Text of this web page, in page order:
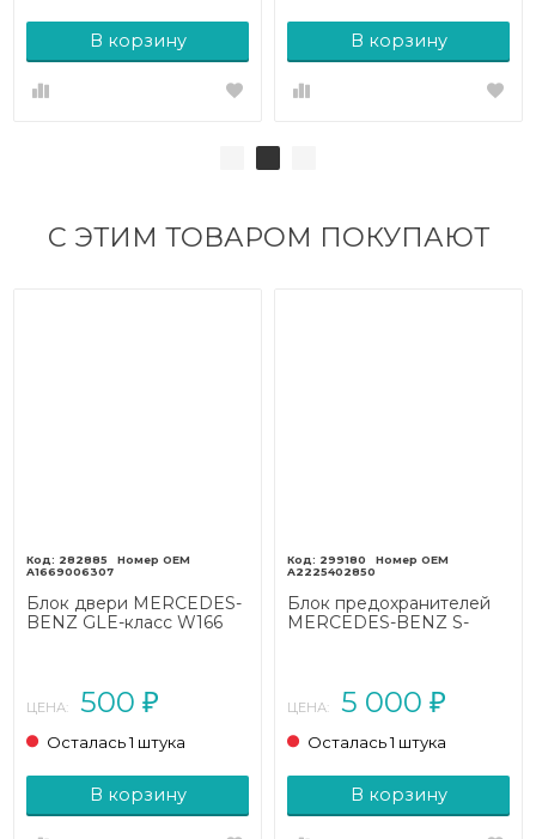
В корзину В корзину
С ЭТИМ ТОВАРОМ ПОКУПАЮТ
282885
A1669006307
Блок двери MERCEDES-
BENZ GLE-класс W166
ЦЕНА: 500 ₽
Осталась 1 штука
В корзину
299180
A2225402850
Блок предохранителей
MERCEDES-BENZ S-
ЦЕНА: 5 000 ₽
Осталась 1 штука
В корзину